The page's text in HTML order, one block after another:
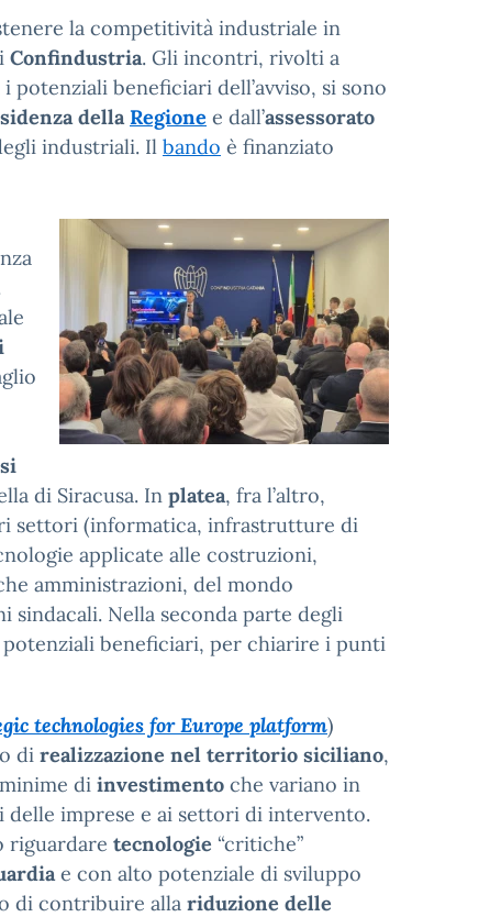
la competitività industriale in
Confindustria. Gli incontri, rivolti a
potenziali beneficiari dell’avviso, si sono
dellaRegione e dall’assessorato
industriali. Il bando è finanziato
di Siracusa. In platea, fra l’altro,
settori (informatica, infrastrutture di
applicate alle costruzioni,
amministrazioni, del mondo
sindacali. Nella seconda parte degli
potenziali beneficiari, per chiarire i punti
technologies for Europe platform)
di realizzazione nel territorio siciliano,
di investimento che variano in
delle imprese e ai settori di intervento.
riguardare tecnologie “critiche”
e con alto potenziale di sviluppo
di contribuire alla riduzione delle